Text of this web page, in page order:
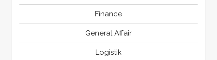
Finance
General Affair
Logistik